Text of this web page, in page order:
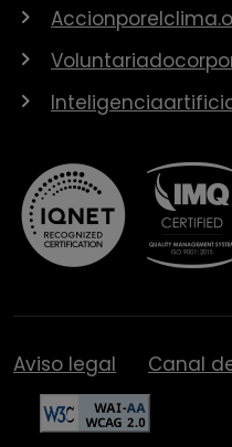
Aviso legal Canal